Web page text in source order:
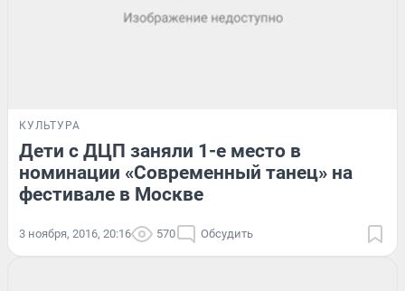
КУЛЬТУРА
Дети с ДЦП заняли 1-е место в
номинации «Современный танец» на
фестивале в Москве
3 ноября, 2016, 20:16 570 Обсудить